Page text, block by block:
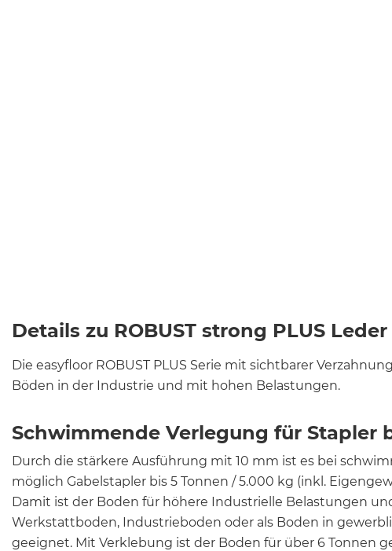
Details zu ROBUST strong PLUS Leder
Die easyfloor ROBUST PLUS Serie mit sichtbarer
Böden in der Industrie und mit hohen Belastungen.
Schwimmende Verlegung für Stapler
Durch die stärkere Ausführung mit 10 mm ist es bei
möglich Gabelstapler bis 5 Tonnen / 5.000 kg (inkl.
Damit ist der Boden für höhere Industrielle Belastungen
Werkstattboden, Industrieboden oder als Boden in
geeignet. Mit Verklebung ist der Boden für über 6 Tonnen